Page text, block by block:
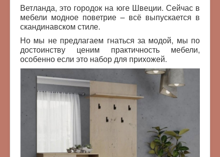
Ветланда, это городок на юге Швеции. Сейчас в
мебели модное поветрие – всё выпускается в
скандинавском стиле.
Но мы не предлагаем гнаться за модой, мы по
достоинству ценим практичность мебели,
особенно если это набор для прихожей.